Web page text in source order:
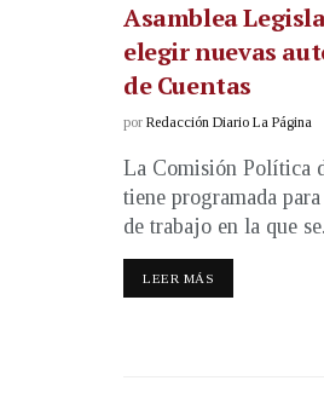
Asamblea
elegir nuevas
de Cuentas
por Redacción Diario La Página
La Comisión Política
tiene programada
de trabajo en la que
LEER MÁS